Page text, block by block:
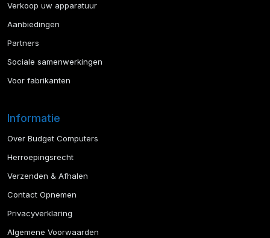
Verkoop uw apparatuur
Aanbiedingen
Partners
Sociale samenwerkingen
Voor fabrikanten
Informatie
Over Budget Computers
Herroepingsrecht
Verzenden & Afhalen
Contact Opnemen
Privacyverklaring
Algemene Voorwaarden